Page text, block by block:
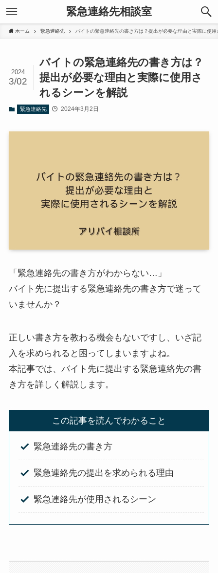
緊急連絡先相談室
ホーム 緊急連絡先 バイトの緊急連絡先の書き方は？提出が必要な理由と実際に使
バイトの緊急連絡先の書き方は？
提出が必要な理由と実際に使用さ
れるシーンを解説
2024
3/02
緊急連絡先 2024年3月2日
「緊急連絡先の書き方がわからない…」
バイト先に提出する緊急連絡先の書き方で迷って
いませんか？
正しい書き方を教わる機会もないですし、いざ記
入を求められると困ってしまいますよね。
本記事では、バイト先に提出する緊急連絡先の書
き方を詳しく解説します。
この記事を読んでわかること
緊急連絡先の書き方
緊急連絡先の提出を求められる理由
緊急連絡先が使用されるシーン